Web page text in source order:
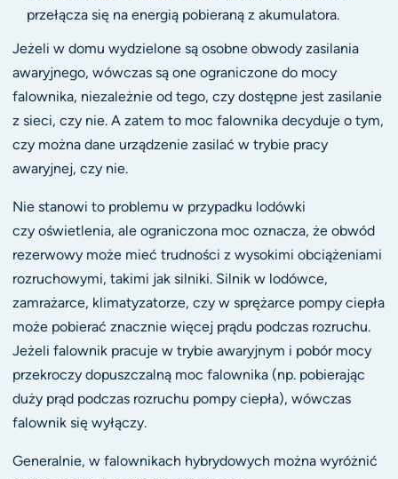
przełącza się na energią pobieraną z akumulatora.
Jeżeli w domu wydzielone są osobne obwody zasilania
awaryjnego, wówczas są one ograniczone do mocy
falownika, niezależnie od tego, czy dostępne jest zasilanie
z sieci, czy nie. A zatem to moc falownika decyduje o tym,
czy można dane urządzenie zasilać w trybie pracy
awaryjnej, czy nie.
Nie stanowi to problemu w przypadku lodówki
czy oświetlenia, ale ograniczona moc oznacza, że obwód
rezerwowy może mieć trudności z wysokimi obciążeniami
rozruchowymi, takimi jak silniki. Silnik w lodówce,
zamrażarce, klimatyzatorze, czy w sprężarce pompy ciepła
może pobierać znacznie więcej prądu podczas rozruchu.
Jeżeli falownik pracuje w trybie awaryjnym i pobór mocy
przekroczy dopuszczalną moc falownika (np. pobierając
duży prąd podczas rozruchu pompy ciepła), wówczas
falownik się wyłączy.
Generalnie, w falownikach hybrydowych można wyróżnić